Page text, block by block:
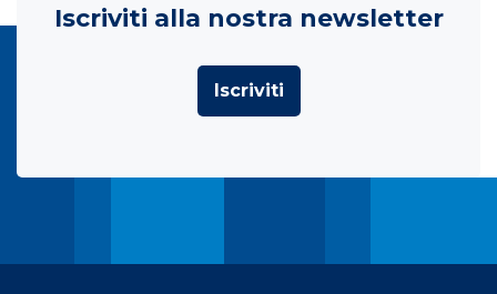
Iscriviti alla nostra newsletter
Iscriviti